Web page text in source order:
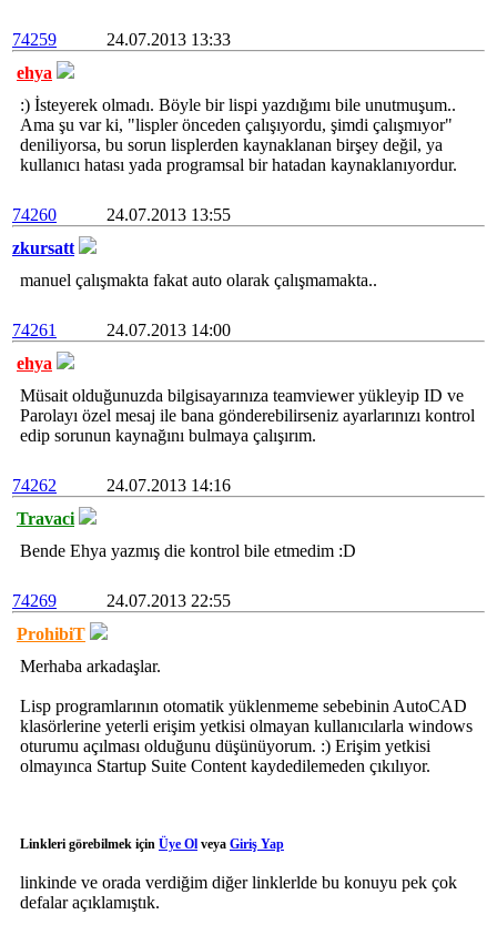
74259
24.07.2013 13:33
ehya
:) İsteyerek olmadı. Böyle bir lispi yazdığımı bile unutmuşum..
Ama şu var ki, "lispler önceden çalışıyordu, şimdi çalışmıyor"
deniliyorsa, bu sorun lisplerden kaynaklanan birşey değil, ya
kullanıcı hatası yada programsal bir hatadan kaynaklanıyordur.
74260
24.07.2013 13:55
zkursatt
manuel çalışmakta fakat auto olarak çalışmamakta..
74261
24.07.2013 14:00
ehya
Müsait olduğunuzda bilgisayarınıza teamviewer yükleyip ID ve
Parolayı özel mesaj ile bana gönderebilirseniz ayarlarınızı kontrol
edip sorunun kaynağını bulmaya çalışırım.
74262
24.07.2013 14:16
Travaci
Bende Ehya yazmış die kontrol bile etmedim :D
74269
24.07.2013 22:55
ProhibiT
Merhaba arkadaşlar.
Lisp programlarının otomatik yüklenmeme sebebinin AutoCAD
klasörlerine yeterli erişim yetkisi olmayan kullanıcılarla windows
oturumu açılması olduğunu düşünüyorum. :) Erişim yetkisi
olmayınca Startup Suite Content kaydedilemeden çıkılıyor.
Linkleri görebilmek için Üye Ol veya Giriş Yap
linkinde ve orada verdiğim diğer linklerlde bu konuyu pek çok
defalar açıklamıştık.